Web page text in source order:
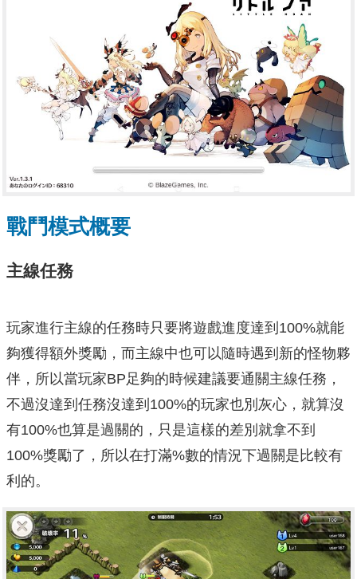
戰鬥模式概要
主線任務
玩家進行主線的任務時只要將遊戲進度達到100%就能
夠獲得額外獎勵，而主線中也可以隨時遇到新的怪物夥
伴，所以當玩家BP足夠的時候建議要通關主線任務，
不過沒達到任務沒達到100%的玩家也別灰心，就算沒
有100%也算是過關的，只是這樣的差別就拿不到
100%獎勵了，所以在打滿%數的情況下過關是比較有
利的。